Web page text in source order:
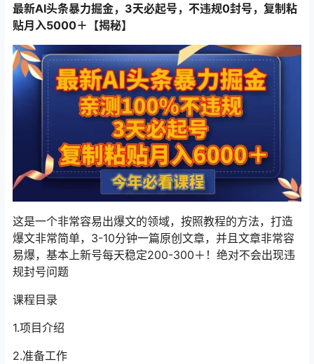
最新AI头条暴力掘金，3天必起号，不违规0封号，复制粘
贴月入5000＋【揭秘】
这是一个非常容易出爆文的领域，按照教程的方法，打造
爆文非常简单，3-10分钟一篇原创文章，并且文章非常容
易爆，基本上新号每天稳定200-300＋！绝对不会出现违
规封号问题
课程目录
1.项目介绍
2.准备工作